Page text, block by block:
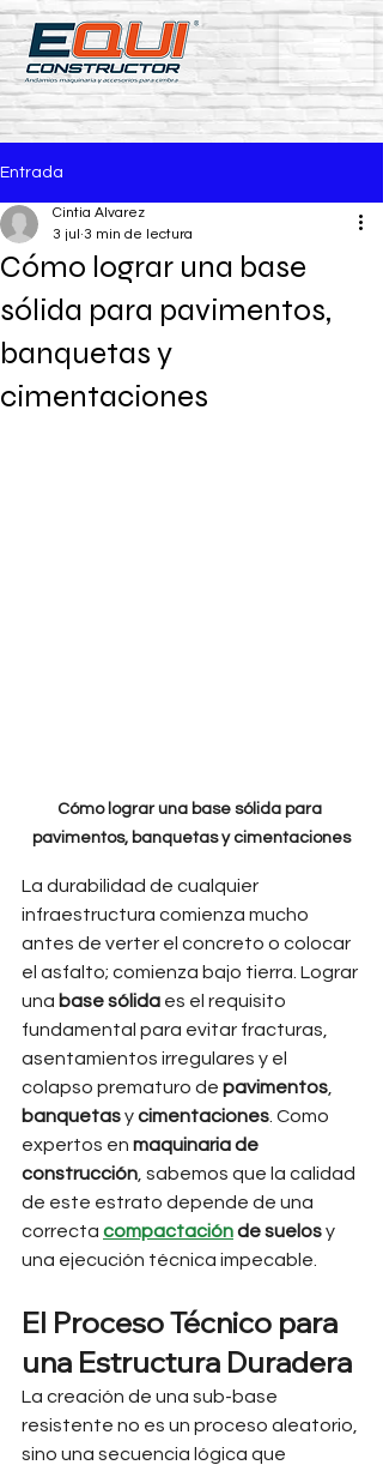
Entrada
Cómo lograr una base
sólida para pavimentos,
banquetas y
cimentaciones
Cintia Alvarez
3 jul 3 min de lectura
Cómo lograr una base sólida para
pavimentos, banquetas y cimentaciones
La durabilidad de cualquier
infraestructura comienza mucho
antes de verter el concreto o colocar
el asfalto; comienza bajo tierra. Lograr
una base sólida es el requisito
fundamental para evitar fracturas,
asentamientos irregulares y el
colapso prematuro de pavimentos
banquetas y cimentaciones . Como
expertos en maquinaria de
construcción , sabemos que la calidad
de este estrato depende de una
correcta compactación de suelos y
una ejecución técnica impecable.
El Proceso Técnico para
una Estructura Duradera
La creación de una sub-base
resistente no es un proceso aleatorio,
sino una secuencia lógica que